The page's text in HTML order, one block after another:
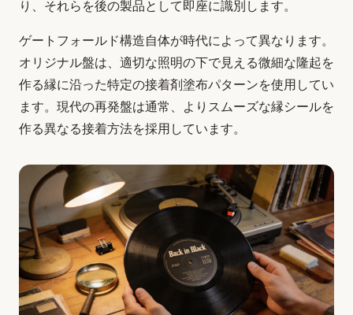
り、それらを後の製品として即座に識別します。
ゲートフォールド構造自体が時代によって異なります。
オリジナル盤は、適切な照明の下で見える微細な隆起を
作る縁に沿った特定の接着剤塗布パターンを使用してい
ます。現代の再発盤は通常、よりスムーズな縁シールを
作る異なる接着方法を採用しています。